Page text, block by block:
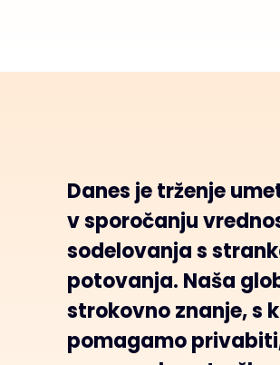
Danes je trženje
v sporočanju
sodelovanja s
potovanja. Naša
strokovno znanje, s
pomagamo